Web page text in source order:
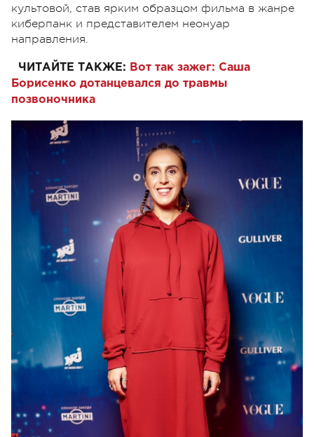
культовой, став ярким образцом фильма в жанре
киберпанк и представителем неонуар
направления.
ЧИТАЙТЕ ТАКЖЕ: Вот так зажег: Саша
Борисенко дотанцевался до травмы
позвоночника